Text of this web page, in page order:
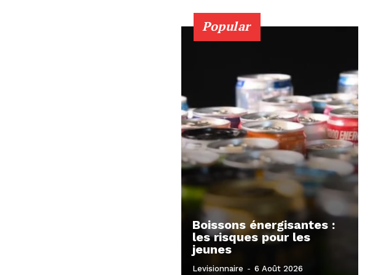
Popular
Boissons énergisantes :
les risques pour les
jeunes
Levisionnaire - 6 Août 2026